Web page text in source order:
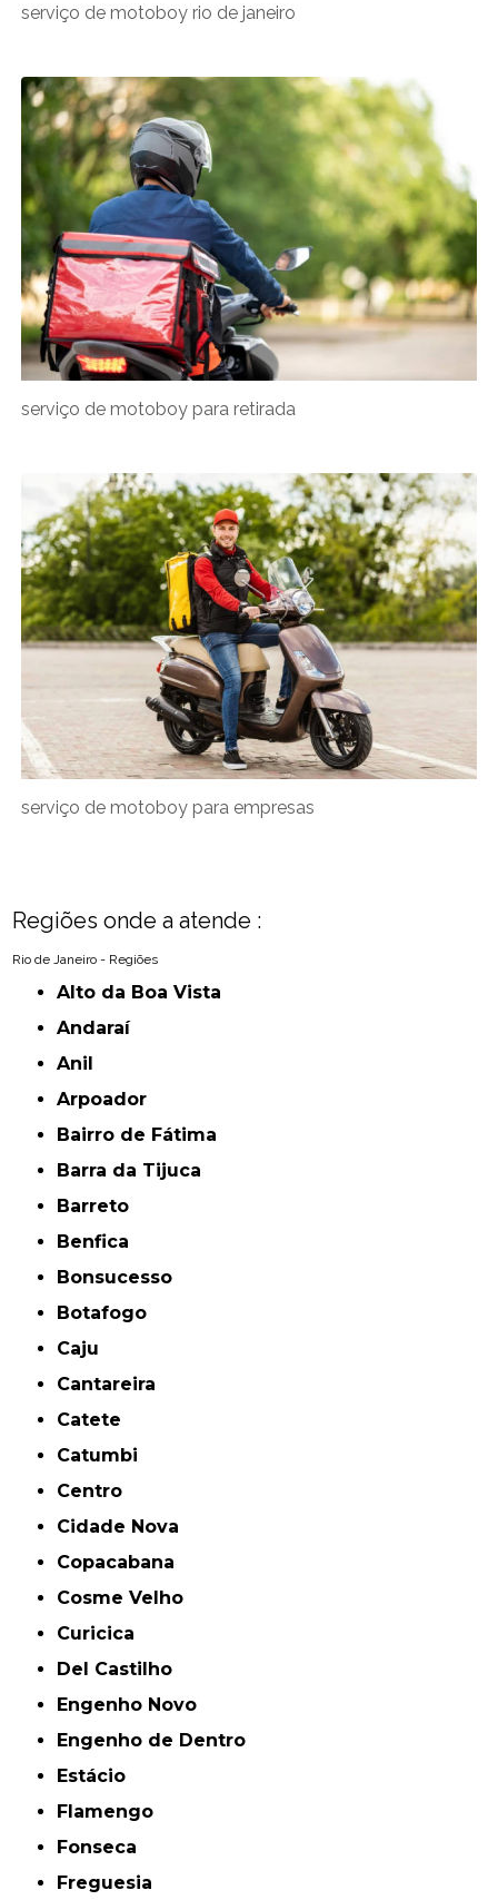
serviço de motoboy rio de janeiro
serviço de motoboy para retirada
serviço de motoboy para empresas
Regiões onde a atende :
Rio de Janeiro - Regiões
Alto da Boa Vista
Andaraí
Anil
Arpoador
Bairro de Fátima
Barra da Tijuca
Barreto
Benfica
Bonsucesso
Botafogo
Caju
Cantareira
Catete
Catumbi
Centro
Cidade Nova
Copacabana
Cosme Velho
Curicica
Del Castilho
Engenho Novo
Engenho de Dentro
Estácio
Flamengo
Fonseca
Freguesia